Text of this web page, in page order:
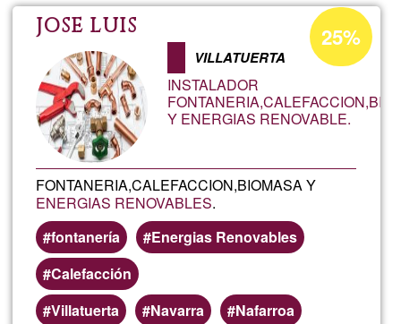
JOSE LUIS
VILLATUERTA
INSTALADOR
Y ENERGIAS RENOVABLE.
FONTANERIA,CALEFACCION,BIOMASA Y
ENERGIAS RENOVABLES.
fontanería
Energias Renovables
Calefacción
Villatuerta
Navarra Nafarroa
Porcentaje
de
aceptación
de
G1
25%